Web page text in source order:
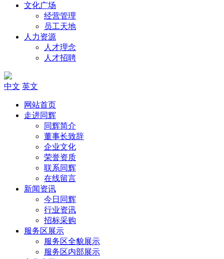
文化广场
经营管理
员工天地
人力资源
人才理念
人才招聘
中文 英文
网站首页
走进同辉
同辉简介
董事长致辞
企业文化
荣誉资质
联系同辉
在线留言
新闻资讯
今日同辉
行业资讯
招标采购
服务区展示
服务区全貌展示
服务区内部展示